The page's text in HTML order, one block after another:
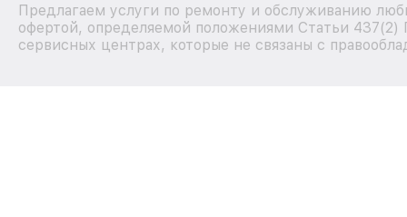
Предлагаем услуги по ремонту и обслуживанию
офертой, определяемой положениями Статьи 437(2)
сервисных центрах, которые не связаны с